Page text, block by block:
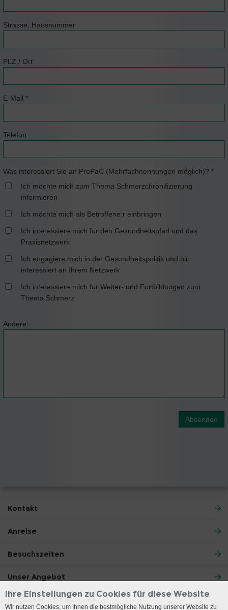
Strasse, Hausnummer
PLZ / Ort
E-Mail *
Telefon
Was interessiert Sie an PrePaC (Mehrfachnennungen möglich)? *
Ich möchte mich zum Thema Schmerzchronifizierung
informieren
Ich möchte mich als Betroffene:r einbringen
Ich interessiere mich für den Gesundheitspfad und das
Praxisnetzwerk
Ich engagiere mich in der Gesundheitspolitik und bin
interessiert an Ihrem Netzwerk
Ich interessiere mich für Weiter- und Fortbildungen zum
Thema Schmerz
Andere:
Absenden
Kontakt
Anreise
Besuchszeiten
Unser Angebot
Patienten und Besucher
Ihre Einstellungen zu Cookies für diese Website
Wir nutzen Cookies, um Ihnen die bestmögliche Nutzung unserer Website zu